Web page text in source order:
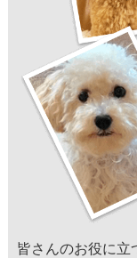
皆さんのお役に立